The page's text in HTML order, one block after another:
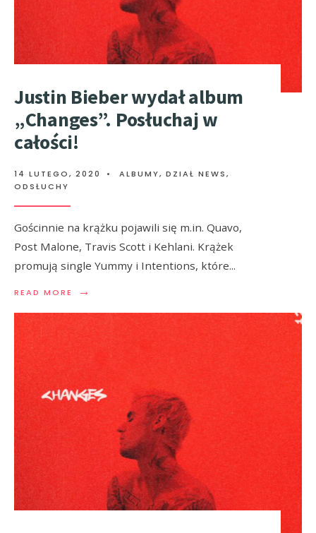
Justin Bieber wydał album
„Changes”. Posłuchaj w
całości!
14 LUTEGO, 2020 • ALBUMY, DZIAŁ NEWS,
ODSŁUCHY
Gościnnie na krążku pojawili się m.in. Quavo,
Post Malone, Travis Scott i Kehlani. Krążek
promują single Yummy i Intentions, które...
READ MORE →